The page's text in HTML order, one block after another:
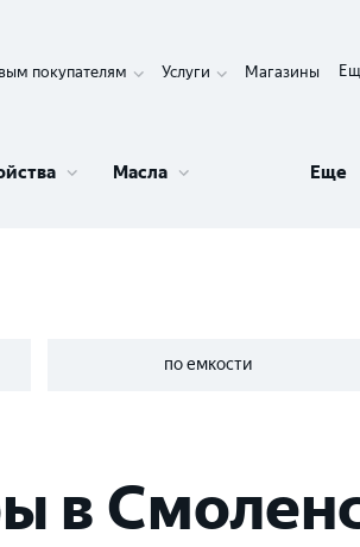
покупателям Услуги Магазины
Масла Еще
по емкости
в